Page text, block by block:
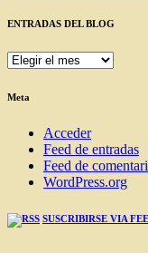
ENTRADAS DEL BLOG
ENTRADAS
BLOG
Meta
Acceder
Feed de entradas
Feed de
WordPress.org
SUSCRIBIRSE VIA